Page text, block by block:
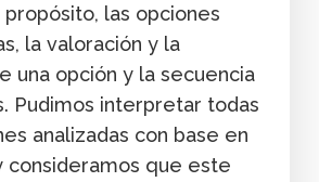
propósito, las opciones
la valoración y la
una opción y la secuencia
Pudimos interpretar todas
analizadas con base en
consideramos que este